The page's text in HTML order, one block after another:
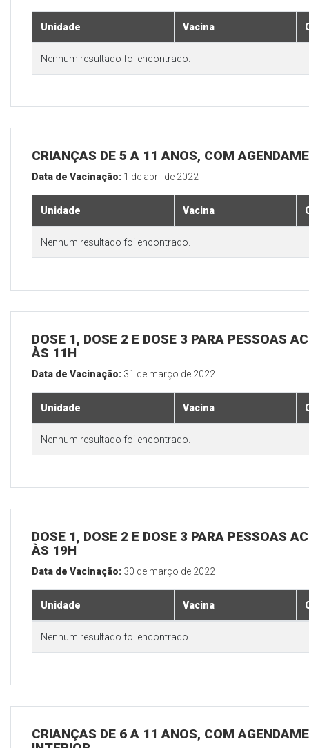
Unidade Vacina
Nenhum resultado foi encontrado.
CRIANÇAS DE 5 A 11 ANOS, COM
Data de Vacinação: 1 de abril de 2022
Unidade Vacina
Nenhum resultado foi encontrado.
DOSE 1, DOSE 2 E DOSE 3 PARA PESSOAS
ÀS 11H
Data de Vacinação: 31 de março de 2022
Unidade Vacina
Nenhum resultado foi encontrado.
DOSE 1, DOSE 2 E DOSE 3 PARA PESSOAS
ÀS 19H
Data de Vacinação: 30 de março de 2022
Unidade Vacina
Nenhum resultado foi encontrado.
CRIANÇAS DE 6 A 11 ANOS, COM